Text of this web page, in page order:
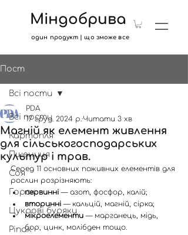
один продукт | що зможе все
Міндобрива
Пост
Всі пости
Картопля
Пшениця
Соя
Горох
Цукрові буряки
Ріпак
Всі пости
Магній як елемент живлення
для сільськогосподарських
культур і трав.
PDA
17 груд. 2024 р. Читати 3 хв
Серед 11 основних поживних елементів для
рослин розрізняють:
первинні — азот, фосфор, калій;
вторинні — кальцій, магній, сірка;
мікроелементи — марганець, мідь,
бор, цинк, молібден тощо.